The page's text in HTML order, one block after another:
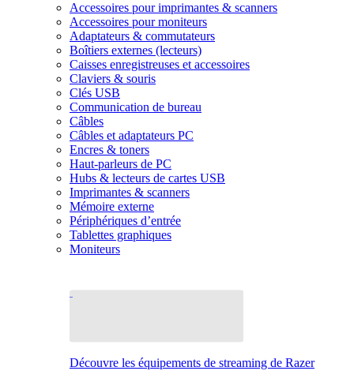
Accessoires pour imprimantes & scanners
Accessoires pour moniteurs
Adaptateurs & commutateurs
Boîtiers externes (lecteurs)
Caisses enregistreuses et accessoires
Claviers & souris
Clés USB
Communication de bureau
Câbles
Câbles et adaptateurs PC
Encres & toners
Haut-parleurs de PC
Hubs & lecteurs de cartes USB
Imprimantes & scanners
Mémoire externe
Périphériques d’entrée
Tablettes graphiques
Moniteurs
Découvre les équipements de streaming de Razer